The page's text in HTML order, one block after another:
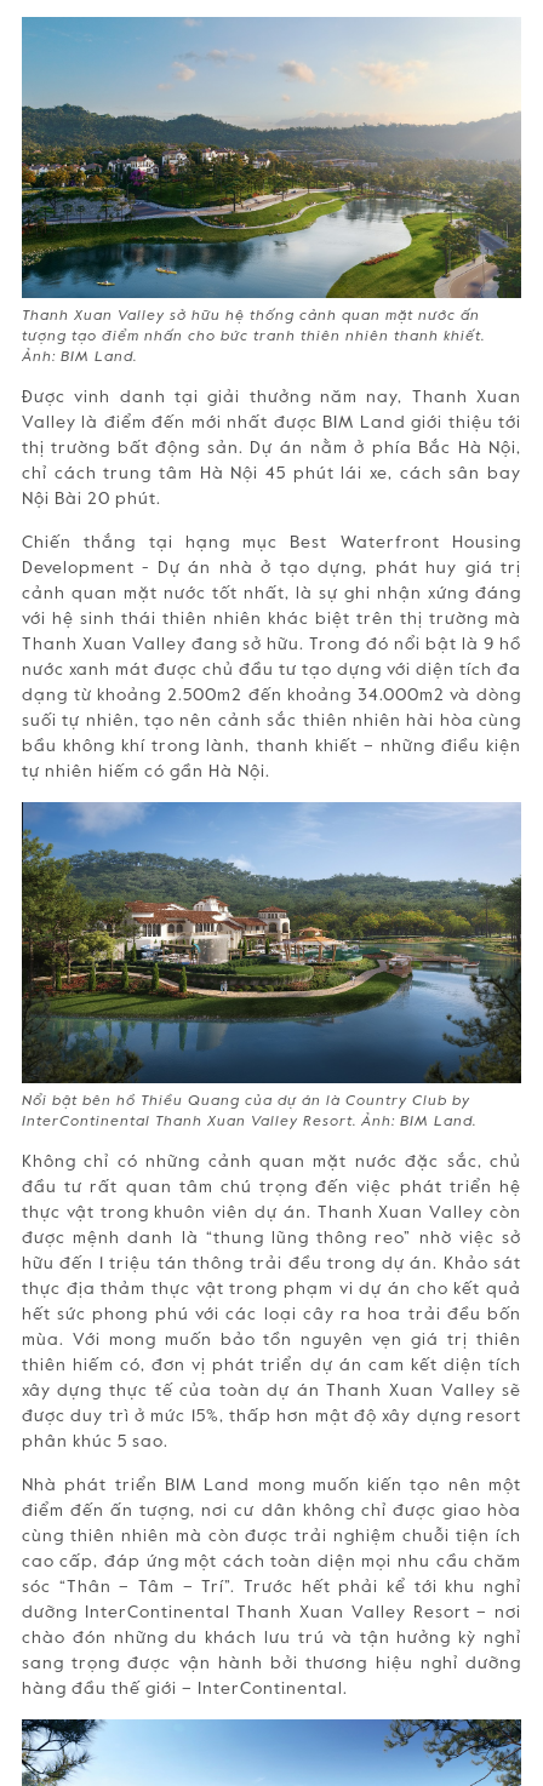
Thanh Xuan Valley sở hữu hệ thống cảnh quan mặt nước ấn
tượng tạo điểm nhấn cho bức tranh thiên nhiên thanh khiết.
Ảnh: BIM Land.
Được vinh danh tại giải thưởng năm nay, Thanh Xuan
Valley là điểm đến mới nhất được BIM Land giới thiệu tới
thị trường bất động sản. Dự án nằm ở phía Bắc Hà Nội,
chỉ cách trung tâm Hà Nội 45 phút lái xe, cách sân bay
Nội Bài 20 phút.
Chiến thắng tại hạng mục Best Waterfront Housing
Development - Dự án nhà ở tạo dựng, phát huy giá trị
cảnh quan mặt nước tốt nhất, là sự ghi nhận xứng đáng
với hệ sinh thái thiên nhiên khác biệt trên thị trường mà
Thanh Xuan Valley đang sở hữu. Trong đó nổi bật là 9 hồ
nước xanh mát được chủ đầu tư tạo dựng với diện tích đa
dạng từ khoảng 2.500m2 đến khoảng 34.000m2 và dòng
suối tự nhiên, tạo nên cảnh sắc thiên nhiên hài hòa cùng
bầu không khí trong lành, thanh khiết – những điều kiện
tự nhiên hiếm có gần Hà Nội.
Nổi bật bên hồ Thiều Quang của dự án là Country Club by
InterContinental Thanh Xuan Valley Resort. Ảnh: BIM Land.
Không chỉ có những cảnh quan mặt nước đặc sắc, chủ
đầu tư rất quan tâm chú trọng đến việc phát triển hệ
thực vật trong khuôn viên dự án. Thanh Xuan Valley còn
được mệnh danh là “thung lũng thông reo” nhờ việc sở
hữu đến 1 triệu tán thông trải đều trong dự án. Khảo sát
thực địa thảm thực vật trong phạm vi dự án cho kết quả
hết sức phong phú với các loại cây ra hoa trải đều bốn
mùa. Với mong muốn bảo tồn nguyên vẹn giá trị thiên
thiên hiếm có, đơn vị phát triển dự án cam kết diện tích
xây dựng thực tế của toàn dự án Thanh Xuan Valley sẽ
được duy trì ở mức 15%, thấp hơn mật độ xây dựng resort
phân khúc 5 sao.
Nhà phát triển BIM Land mong muốn kiến tạo nên một
điểm đến ấn tượng, nơi cư dân không chỉ được giao hòa
cùng thiên nhiên mà còn được trải nghiệm chuỗi tiện ích
cao cấp, đáp ứng một cách toàn diện mọi nhu cầu chăm
sóc “Thân – Tâm – Trí”. Trước hết phải kể tới khu nghỉ
dưỡng InterContinental Thanh Xuan Valley Resort – nơi
chào đón những du khách lưu trú và tận hưởng kỳ nghỉ
sang trọng được vận hành bởi thương hiệu nghỉ dưỡng
hàng đầu thế giới – InterContinental.